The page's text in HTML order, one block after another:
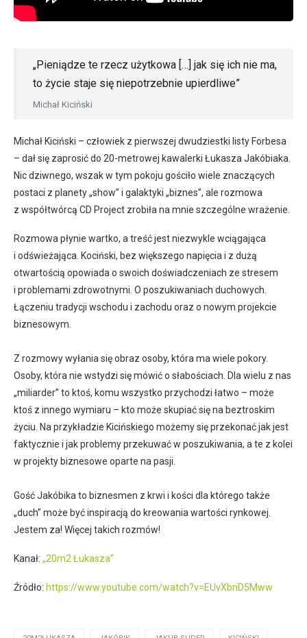
„Pieniądze te rzecz użytkowa […] jak się ich nie ma,
to życie staje się niepotrzebnie upierdliwe”
Michał Kiciński
Michał Kiciński – człowiek z pierwszej dwudziestki listy Forbesa
– dał się zaprosić do 20-metrowej kawalerki Łukasza Jakóbiaka.
Nic dziwnego, wszak w tym pokoju gościło wiele znaczących
postaci z planety „show” i galaktyki „biznes”, ale rozmowa
z współtwórcą CD Project zrobiła na mnie szczególne wrażenie.
Rozmowa płynie wartko, a treść jest niezwykle wciągająca
i odświeżająca. Kociński, bez większego napięcia i z dużą
otwartością opowiada o swoich doświadczeniach ze stresem
i problemami zdrowotnymi. O poszukiwaniach duchowych.
Łączeniu tradycji wschodu i zachodu oraz o nowym projekcie
biznesowym.
Z rozmowy wyłania się obraz osoby, która ma wiele pokory.
Osoby, która nie wstydzi się mówić o słabościach. Dla wielu z nas
„miliarder” to ktoś, komu wszystko przychodzi łatwo – może
ktoś z innego wymiaru – kto może skupiać się na beztroskim
życiu. Na przykładzie Kicińskiego możemy się przekonać jak jest
faktycznie i jak problemy przekuwać w poszukiwania, a te z kolei
w projekty biznesowe oparte na pasji.
Gość Jakóbika to biznesmen z krwi i kości dla którego także
„duch” może być inspiracją do kreowania wartości rynkowej.
Jestem za! Więcej takich rozmów!
Kanał: „20m2 Łukasza”
Źródło: https://www.youtube.com/watch?v=EUvXbnD5Mww